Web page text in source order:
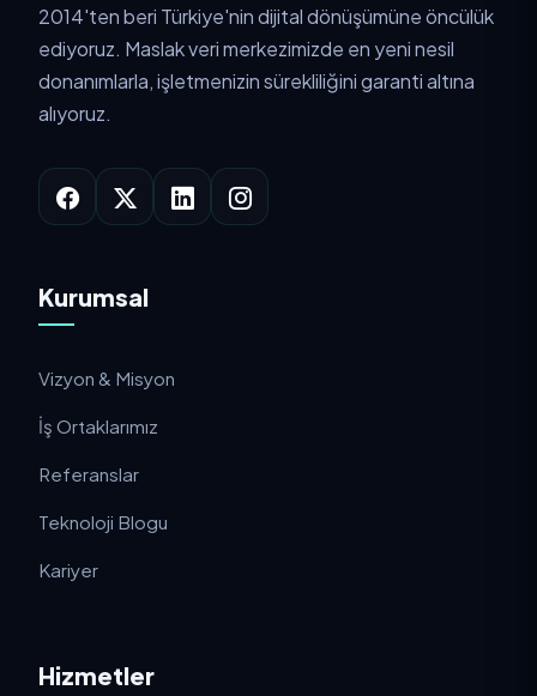
2014'ten beri Türkiye'nin dijital dönüşümüne öncülük
ediyoruz. Maslak veri merkezimizde en yeni nesil
donanımlarla, işletmenizin sürekliliğini garanti altına
alıyoruz.
Kurumsal
Vizyon & Misyon
İş Ortaklarımız
Referanslar
Teknoloji Blogu
Kariyer
Hizmetler